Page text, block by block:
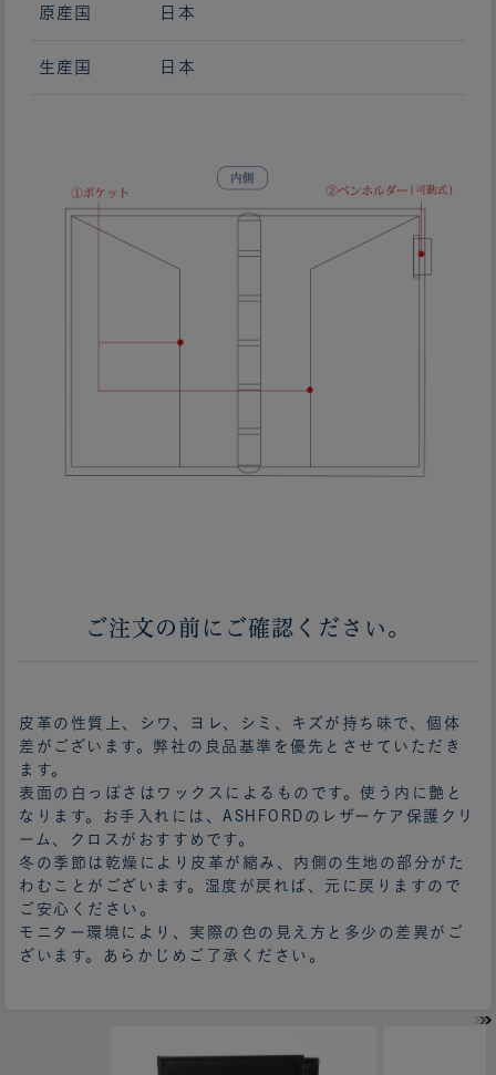
原産国 日本
生産国 日本
ご注文の前にご確認ください。
皮革の性質上、シワ、ヨレ、シミ、キズが持ち味で、個体
差がございます。弊社の良品基準を優先とさせていただき
ます。
表面の白っぽさはワックスによるものです。使う内に艶と
なります。お手入れには、ASHFORDのレザーケア保護クリ
ーム、クロスがおすすめです。
冬の季節は乾燥により皮革が縮み、内側の生地の部分がた
わむことがございます。湿度が戻れば、元に戻りますので
ご安心ください。
モニター環境により、実際の色の見え方と多少の差異がご
ざいます。あらかじめご了承ください。